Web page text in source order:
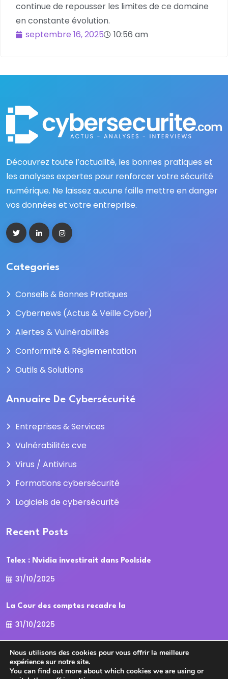
continue de repousser les limites de ce domaine
en constante évolution.
septembre 16, 2025
10:56 am
Découvrez toute l’actualité, les bonnes pratiques et
les analyses expertes pour renforcer votre sécurité
numérique. Ne laissez aucune faille mettre en danger
vos données et votre entreprise.
Categories
Conseils & Bonnes Pratiques
Cybernews (Actus & Veille Cyber)
Alertes & Vulnérabilités
Conformité & Réglementation
Outils & Solutions
Annuaire De Cybersécurité
Entreprises & Services
Vulnérabilités cve
Virus / Antivirus
Formations cybersécurité
Logiciels de cybersécurité
Recent Posts
Telex : Nvidia investirait dans Poolside
31/10/2025
La Cour des comptes recadre la
31/10/2025
Nous utilisons des cookies pour vous offrir la meilleure
expérience sur notre site.
You can find out more about which cookies we are using or